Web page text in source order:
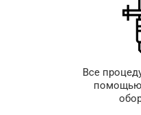
Все
помощью